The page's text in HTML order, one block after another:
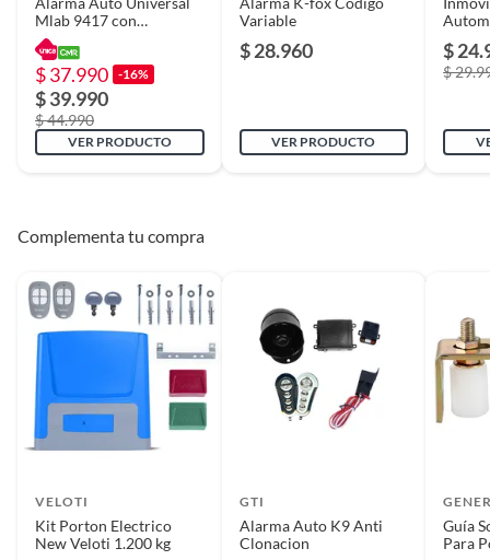
Tipo automotriz Automóvil
Mlab 9417 con
Cortacorriente y Código
Variable
$ 37.990 -16%
$ 39.990
$ 44.990
VER PRODUCTO
Variable
$ 28.960
VER PRODUCTO
$
$
Complementa tu compra
VELOTI
Kit Porton Electrico
New Veloti 1.200 kg
GTI
Alarma Auto K9 Anti
Clonacion
Guía
Para